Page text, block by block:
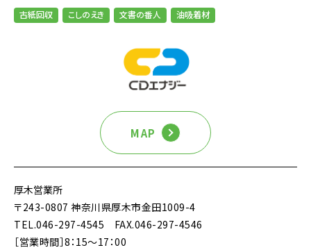
古紙回収 こしのえき 文書の番人 油吸着材
MAP
厚木営業所
〒243-0807 神奈川県厚木市金田1009-4
TEL.046-297-4545 FAX.046-297-4546
［営業時間］8：15～17：00